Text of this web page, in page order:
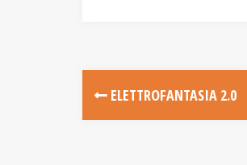
P
o
ELETTROFANTASIA 2.0